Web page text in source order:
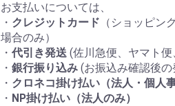
お支払いについては、
・ クレジットカード （ショッピン
場合のみ）
・ 代引き発送(佐川急便、ヤマト便
・ 銀行振り込み(お振込み確認後の
・ クロネコ掛け払い（法人・個人
・ NP掛け払い（法人のみ）